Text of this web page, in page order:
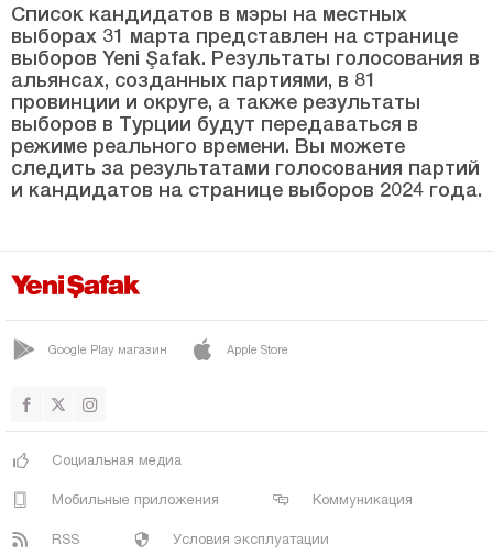
КОНЯАЛТЫ
Коркутели
КУМЛУДЖА
МАНАВГАТ
МУРАТПАША
Ардахан
Артвин
Бартын
Список кандидатов в мэры на местных
выборах 31 марта представлен на странице
выборов Yeni Şafak. Результаты голосования в
альянсах, созданных партиями, в 81
провинции и округе, а также результаты
выборов в Турции будут передаваться в
режиме реального времени. Вы можете
следить за результатами голосования партий
и кандидатов на странице выборов 2024 года.
Google Play магазин Apple Store
Социальная медиа
Мобильные приложения Коммуникация
RSS Условия эксплуатации